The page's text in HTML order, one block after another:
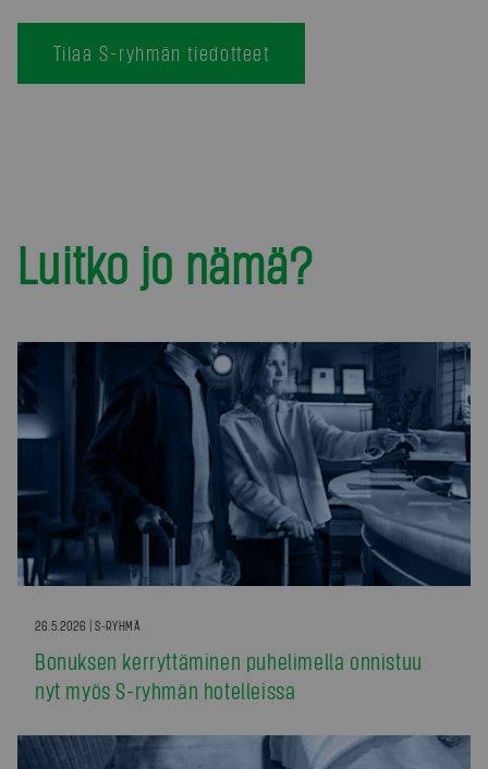
Tilaa S-ryhmän tiedotteet
Luitko jo nämä?
26.5.2026 | S-RYHMÄ
Bonuksen kerryttäminen puhelimella onnistuu
nyt myös S-ryhmän hotelleissa